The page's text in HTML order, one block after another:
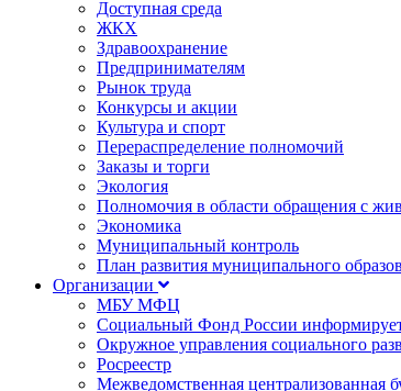
Доступная среда
ЖКХ
Здравоохранение
Предпринимателям
Рынок труда
Конкурсы и акции
Культура и спорт
Перераспределение полномочий
Заказы и торги
Экология
Полномочия в области обращения с
Экономика
Муниципальный контроль
План развития муниципального
Организации
МБУ МФЦ
Социальный Фонд России
Окружное управления социального
Росреестр
Межведомственная централизованная